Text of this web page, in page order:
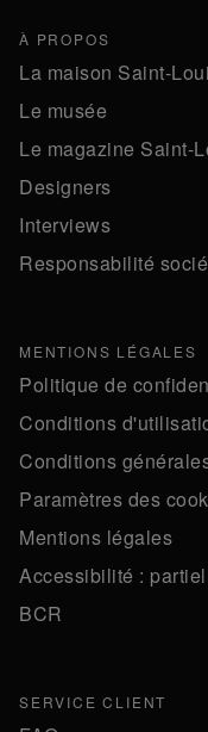
À PROPOS
La maison Saint-
Le musée
Le magazine Saint-
Designers
Interviews
Responsabilité
MENTIONS LÉGALES
Politique de
Conditions
Conditions
Paramètres des
Mentions légales
Accessibilité :
BCR
SERVICE CLIENT